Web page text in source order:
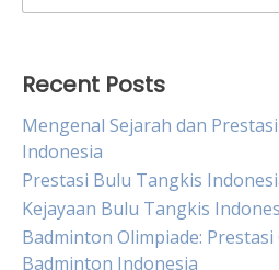
for:
Recent Posts
Mengenal Sejarah dan
Indonesia
Prestasi Bulu Tangkis
Kejayaan Bulu Tangkis
Badminton Olimpiade:
Badminton Indonesia